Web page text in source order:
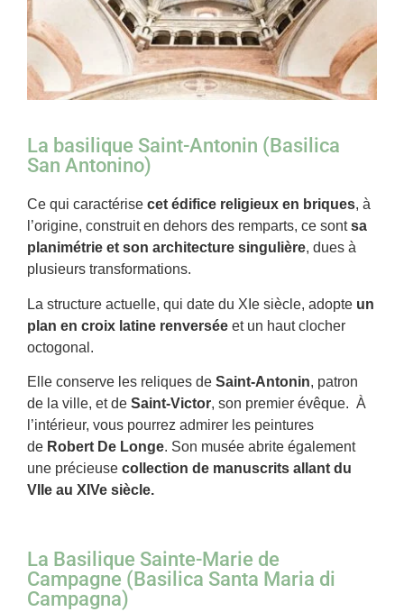
La basilique Saint-Antonin (Basilica
San Antonino)
Ce qui caractérise cet édifice religieux en briques, à
l’origine, construit en dehors des remparts, ce sontsa
planimétrie et son architecture singulière, dues à
plusieurs transformations.
La structure actuelle, qui date du XIe siècle, adopte un
plan en croix latine renversée et un haut clocher
octogonal.
Elle conserve les reliques de Saint-Antonin, patron
de la ville, et de Saint-Victor, son premier évêque. À
l’intérieur, vous pourrez admirer les peintures
de Robert De Longe. Son musée abrite également
une précieuse collection de manuscrits allant du
VIIe au XIVe siècle.
La Basilique Sainte-Marie de
Campagne (Basilica Santa Maria di
Campagna)